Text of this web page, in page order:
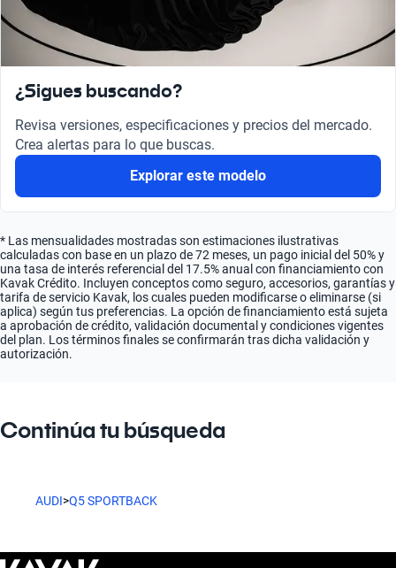
¿Sigues buscando?
Revisa versiones, especificaciones y precios del mercado.
Crea alertas para lo que buscas.
Explorar este modelo
* Las mensualidades mostradas son estimaciones ilustrativas
calculadas con base en un plazo de 72 meses, un pago inicial del 50% y
una tasa de interés referencial del 17.5% anual con financiamiento con
Kavak Crédito. Incluyen conceptos como seguro, accesorios, garantías y
tarifa de servicio Kavak, los cuales pueden modificarse o eliminarse (si
aplica) según tus preferencias. La opción de financiamiento está sujeta
a aprobación de crédito, validación documental y condiciones vigentes
del plan. Los términos finales se confirmarán tras dicha validación y
autorización.
Continúa tu búsqueda
AUDI>Q5 SPORTBACK